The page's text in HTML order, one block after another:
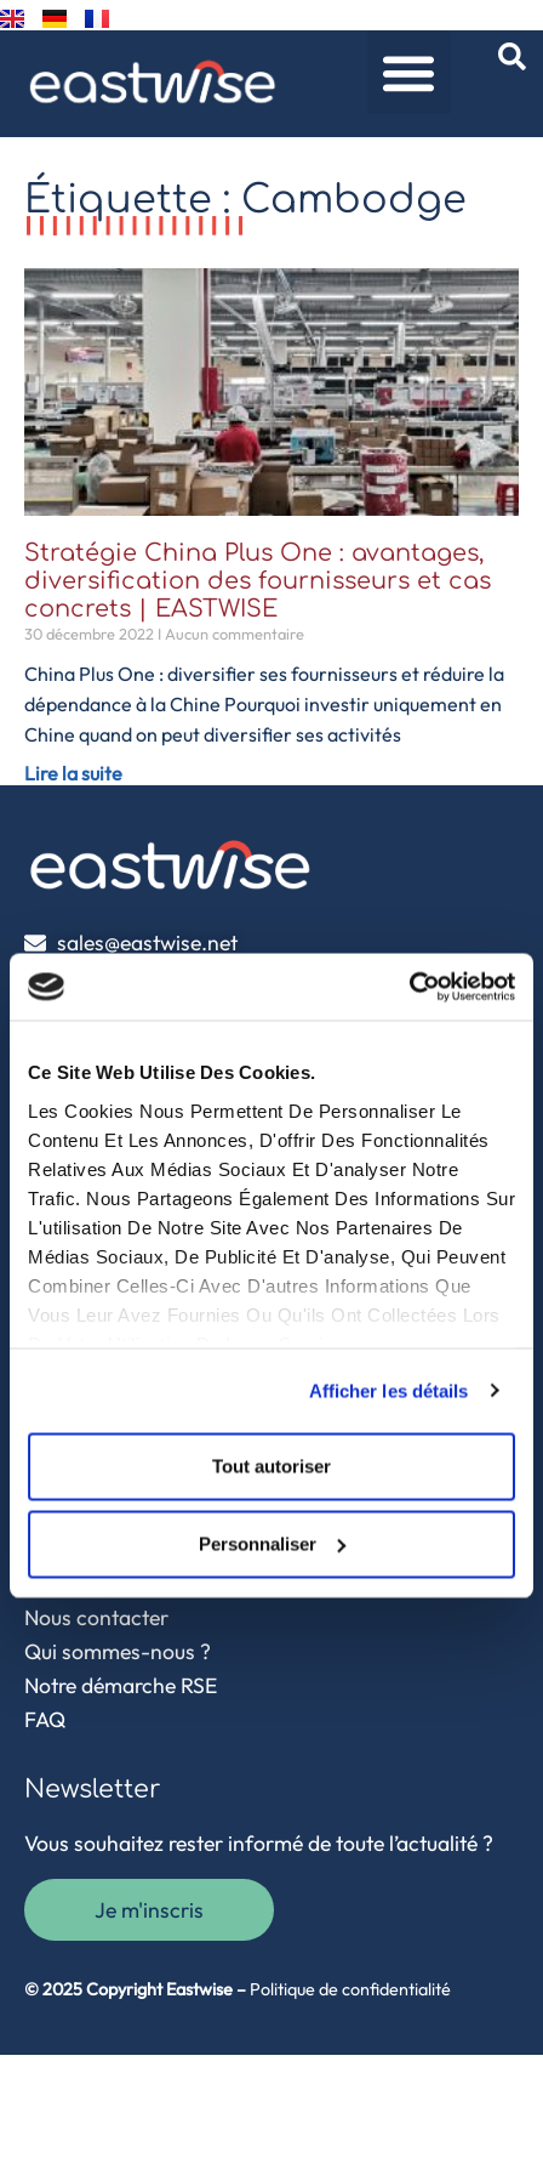
Ce Site Web Utilise Des Cookies.
Les Cookies Nous Permettent De Personnaliser Le
Contenu Et Les Annonces, D'offrir Des Fonctionnalités
Relatives Aux Médias Sociaux Et D'analyser Notre
Trafic. Nous Partageons Également Des Informations Sur
L'utilisation De Notre Site Avec Nos Partenaires De
Médias Sociaux, De Publicité Et D'analyse, Qui Peuvent
Combiner Celles-Ci Avec D'autres Informations Que
Vous Leur Avez Fournies Ou Qu'ils Ont Collectées Lors
Afficher les détails
Tout autoriser
Personnaliser
Étiquette : Cambodge
Stratégie China Plus One : avantages,
diversification des fournisseurs et cas
concrets | EASTWISE
30 décembre 2022 Aucun commentaire
China Plus One : diversifier ses fournisseurs et réduire la
dépendance à la Chine Pourquoi investir uniquement en
Chine quand on peut diversifier ses activités
Lire la suite
sales@eastwise.net
(+852) 3621 0156
308, Des Voeux Road, Hong Kong
eastwise
Purchasing solutions
Procurement solutions
End-to-End Supply Partner
Sourcing et achat en Asie
Supply chain et approvisionnement
Nous contacter
Qui sommes-nous ?
Notre démarche RSE
FAQ
Newsletter
Vous souhaitez rester informé de toute l’actualité ?
Je m'inscris
© 2025 Copyright Eastwise – Politique de confidentialité